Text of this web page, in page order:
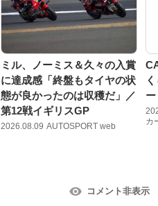
ミル、ノーミス＆久々の入賞
に達成感「終盤もタイヤの状
態が良かったのは収穫だ」／
第12戦イギリスGP
2026.08.09 AUTOSPORT web
カ
コメント非表示